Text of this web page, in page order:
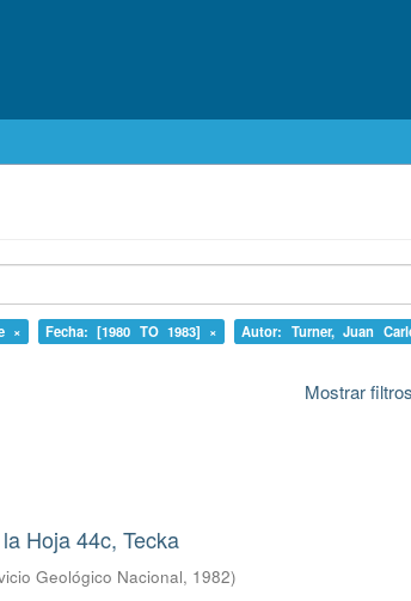
× Fecha: [1980 TO 1983] ×
Autor: Turner, Juan
Mostrar
Hoja 44c, Tecka
Geológico Nacional, 1982)